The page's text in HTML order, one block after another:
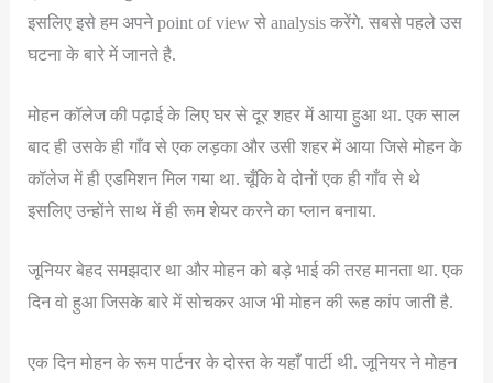
इसलिए इसे हम अपने point of view से analysis करेंगे. सबसे पहले उस
घटना के बारे में जानते है.
मोहन कॉलेज की पढ़ाई के लिए घर से दूर शहर में आया हुआ था. एक साल
बाद ही उसके ही गाँव से एक लड़का और उसी शहर में आया जिसे मोहन के
कॉलेज में ही एडमिशन मिल गया था. चूँकि वे दोनों एक ही गाँव से थे
इसलिए उन्होंने साथ में ही रूम शेयर करने का प्लान बनाया.
जूनियर बेहद समझदार था और मोहन को बड़े भाई की तरह मानता था. एक
दिन वो हुआ जिसके बारे में सोचकर आज भी मोहन की रूह कांप जाती है.
एक दिन मोहन के रूम पार्टनर के दोस्त के यहाँ पार्टी थी. जूनियर ने मोहन